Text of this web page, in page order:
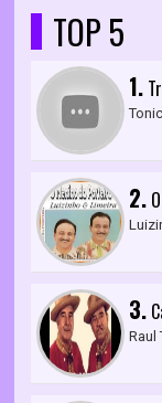
TOP 5
1.
2.
3.
Raul